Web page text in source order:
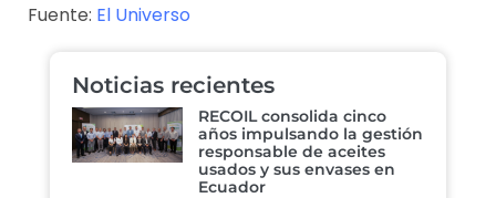
Fuente: El Universo
Noticias recientes
RECOIL consolida cinco
años impulsando la gestión
responsable de aceites
usados y sus envases en
Ecuador